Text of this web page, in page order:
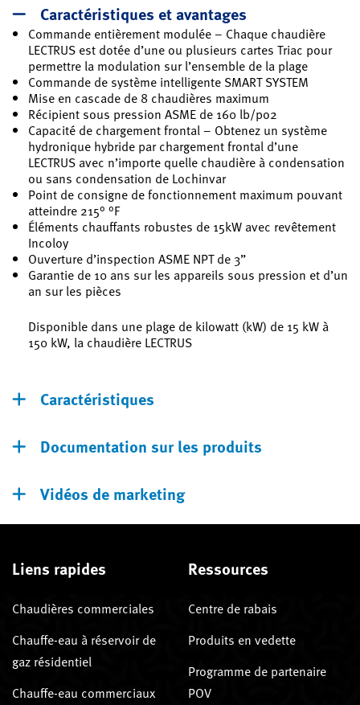
Caractéristiques et avantages
Commande entièrement modulée – Chaque chaudière
LECTRUS est dotée d’une ou plusieurs cartes Triac pour
permettre la modulation sur l’ensemble de la plage
Commande de système intelligente SMART SYSTEM
Mise en cascade de 8 chaudières maximum
Récipient sous pression ASME de 160 lb/po2
Capacité de chargement frontal – Obtenez un système
hydronique hybride par chargement frontal d’une
LECTRUS avec n’importe quelle chaudière à condensation
ou sans condensation de Lochinvar
Point de consigne de fonctionnement maximum pouvant
atteindre 215° °F
Éléments chauffants robustes de 15kW avec revêtement
Incoloy
Ouverture d’inspection ASME NPT de 3”
Garantie de 10 ans sur les appareils sous pression et d’un
an sur les pièces
Disponible dans une plage de kilowatt (kW) de 15 kW à
150 kW, la chaudière LECTRUS
Caractéristiques
Documentation sur les produits
Vidéos de marketing
Liens rapides
Chaudières commerciales
Chauffe-eau à réservoir de
gaz résidentiel
Chauffe-eau commerciaux
Ressources
Centre de rabais
Produits en vedette
Programme de partenaire
POV